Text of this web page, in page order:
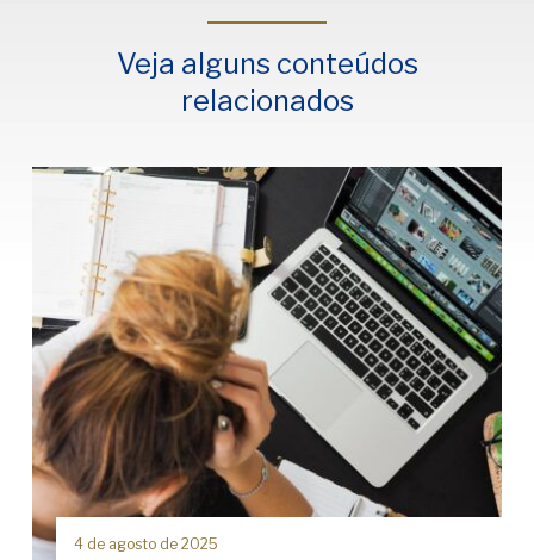
Veja alguns conteúdos
relacionados
4 de agosto de 2025